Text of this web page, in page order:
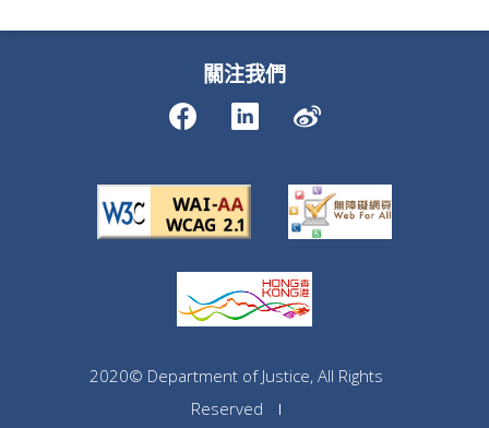
關注我們
2020© Department of Justice, All Rights
Reserved